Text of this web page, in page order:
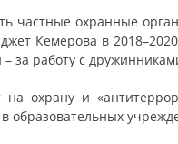
частные охранные
Кемерова в
за работу с
на охрану и
образовательных